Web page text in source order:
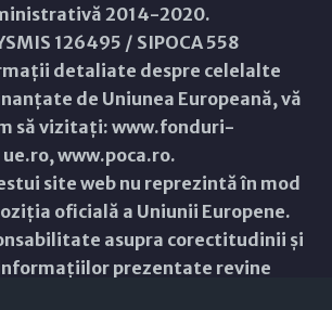
2014-2020.
126495 / SIPOCA 558
detaliate despre celelalte
de Uniunea Europeană, vă
să vizitați: www.fonduri-
ue.ro,www.poca.ro.
site web nu reprezintă în mod
oficială a Uniunii Europene.
asupra corectitudinii și
prezentate revine